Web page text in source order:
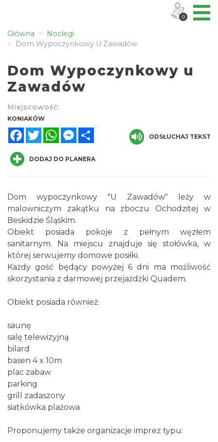
Główna
Noclegi
Dom Wypoczynkowy U Zawadów
Dom Wypoczynkowy u
Zawadów
Miejscowość:
KONIAKÓW
FacebookTwitterWhatsAppMessenger
ODSŁUCHAJ TEKST
DODAJ DO PLANERA
Dom wypoczynkowy "U Zawadów" leży w
malowniczym zakątku na zboczu Ochodzitej w
Beskidzie Śląskim.
Obiekt posiada pokoje z pełnym węzłem
sanitarnym. Na miejscu znajduje się stołówka, w
której serwujemy domowe posiłki.
Każdy gość będący powyżej 6 dni ma możliwość
skorzystania z darmowej przejażdżki Quadem.
Obiekt posiada również:
saunę
salę telewizyjną
bilard
basen 4 x 10m
plac zabaw
parking
grill zadaszony
siatkówka plażowa
Proponujemy także organizacje imprez typu:
0